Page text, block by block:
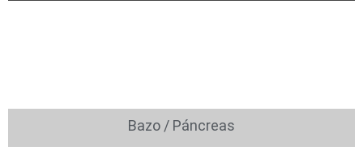
Bazo / Páncreas